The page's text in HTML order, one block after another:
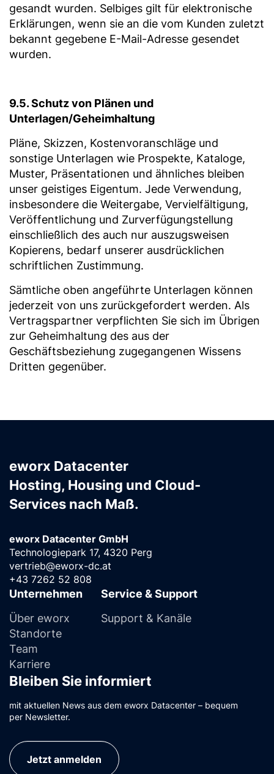
gesandt wurden. Selbiges gilt für elektronische
Erklärungen, wenn sie an die vom Kunden zuletzt
bekannt gegebene E-Mail-Adresse gesendet
wurden.
9.5. Schutz von Plänen und
Unterlagen/Geheimhaltung
Pläne, Skizzen, Kostenvoranschläge und
sonstige Unterlagen wie Prospekte, Kataloge,
Muster, Präsentationen und ähnliches bleiben
unser geistiges Eigentum. Jede Verwendung,
insbesondere die Weitergabe, Vervielfältigung,
Veröffentlichung und Zurverfügungstellung
einschließlich des auch nur auszugsweisen
Kopierens, bedarf unserer ausdrücklichen
schriftlichen Zustimmung.
Sämtliche oben angeführte Unterlagen können
jederzeit von uns zurückgefordert werden. Als
Vertragspartner verpflichten Sie sich im Übrigen
zur Geheimhaltung des aus der
Geschäftsbeziehung zugegangenen Wissens
Dritten gegenüber.
eworx Datacenter
Hosting, Housing und Cloud-
Services nach Maß.
eworx Datacenter GmbH
Technologiepark 17, 4320 Perg
vertrieb@eworx-dc.at
+43 7262 52 808
Unternehmen
Über eworx
Standorte
Team
Karriere
Service & Support
Support & Kanäle
Bleiben Sie informiert
mit aktuellen News aus dem eworx Datacenter – bequem
per Newsletter.
Jetzt anmelden